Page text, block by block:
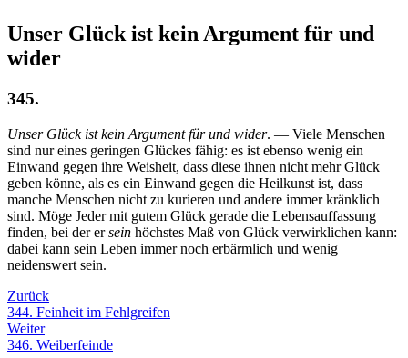
Unser Glück ist kein Argument für und
wider
345.
Unser Glück ist kein Argument für und wider. — Viele Menschen
sind nur eines geringen Glückes fähig: es ist ebenso wenig ein
Einwand gegen ihre Weisheit, dass diese ihnen nicht mehr Glück
geben könne, als es ein Einwand gegen die Heilkunst ist, dass
manche Menschen nicht zu kurieren und andere immer kränklich
sind. Möge Jeder mit gutem Glück gerade die Lebensauffassung
finden, bei der ersein höchstes Maß von Glück verwirklichen kann:
dabei kann sein Leben immer noch erbärmlich und wenig
neidenswert sein.
Zurück
344. Feinheit im Fehlgreifen
Weiter
346. Weiberfeinde